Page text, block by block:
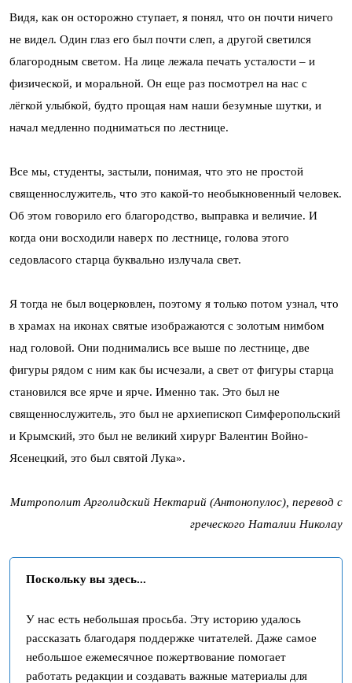
Видя, как он осторожно ступает, я понял, что он почти ничего
не видел. Один глаз его был почти слеп, а другой светился
благородным светом. На лице лежала печать усталости – и
физической, и моральной. Он еще раз посмотрел на нас с
лёгкой улыбкой, будто прощая нам наши безумные шутки, и
начал медленно подниматься по лестнице.
Все мы, студенты, застыли, понимая, что это не простой
священнослужитель, что это какой-то необыкновенный человек.
Об этом говорило его благородство, выправка и величие. И
когда они восходили наверх по лестнице, голова этого
седовласого старца буквально излучала свет.
Я тогда не был воцерковлен, поэтому я только потом узнал, что
в храмах на иконах святые изображаются с золотым нимбом
над головой. Они поднимались все выше по лестнице, две
фигуры рядом с ним как бы исчезали, а свет от фигуры старца
становился все ярче и ярче. Именно так. Это был не
священнослужитель, это был не архиепископ Симферопольский
и Крымский, это был не великий хирург Валентин Войно-
Ясенецкий, это был святой Лука».
Митрополит Арголидский Нектарий (Антонопулос), перевод с
греческого Наталии Николау
Поскольку вы здесь...
У нас есть небольшая просьба. Эту историю удалось
рассказать благодаря поддержке читателей. Даже самое
небольшое ежемесячное пожертвование помогает
работать редакции и создавать важные материалы для